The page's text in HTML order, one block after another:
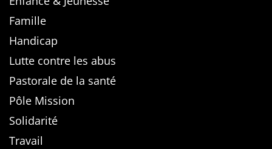
Famille
Handicap
Lutte contre les abus
Pastorale de la santé
Pôle Mission
Solidarité
Travail